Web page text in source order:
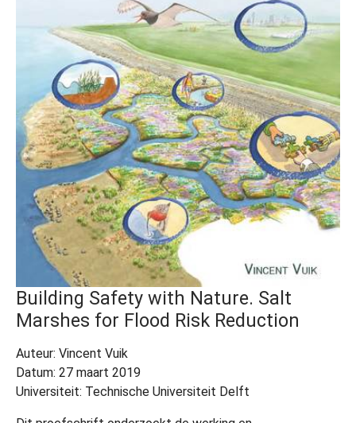
Building Safety with Nature. Salt
Marshes for Flood Risk Reduction
Auteur: Vincent Vuik
Datum: 27 maart 2019
Universiteit: Technische Universiteit Delft